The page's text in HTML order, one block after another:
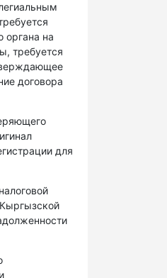
органа на
требуется
договора
для